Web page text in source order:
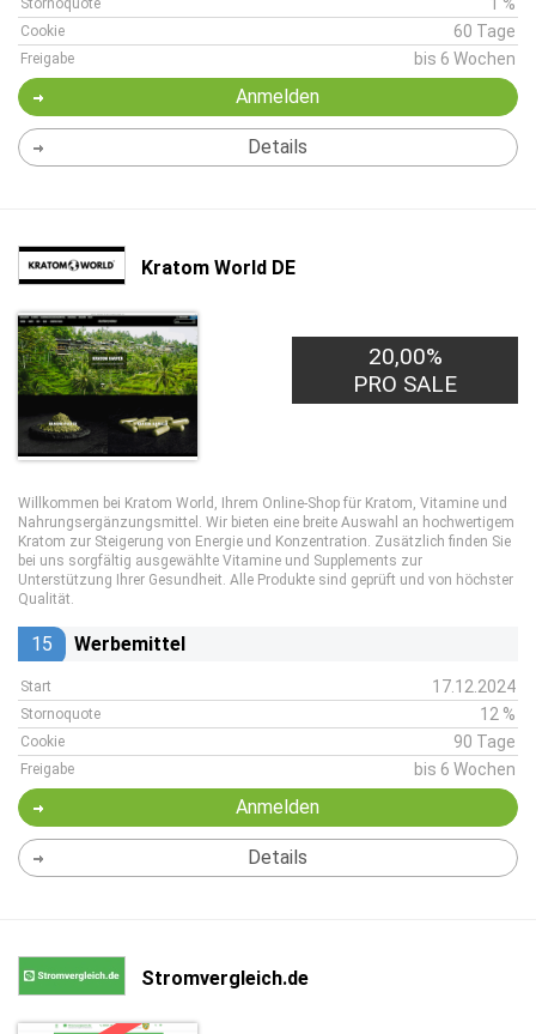
Stornoquote
Cookie 60 Tage
Freigabe bis 6 Wochen
Anmelden
Details
Kratom World DE
20,00%
PRO SALE
Willkommen bei Kratom World , Ihrem Online-Shop für Kratom, Vitamine und
Nahrungsergänzungsmittel. Wir bieten eine breite Auswahl an hochwertigem
Kratom zur Steigerung von Energie und Konzentration. Zusätzlich finden Sie
bei uns sorgfältig ausgewählte Vitamine und Supplements zur
Unterstützung Ihrer Gesundheit. Alle Produkte sind geprüft und von höchster
Qualität.
15 Werbemittel
Start 17.12.2024
Stornoquote 12 %
Cookie 90 Tage
Freigabe bis 6 Wochen
Anmelden
Details
Stromvergleich.de